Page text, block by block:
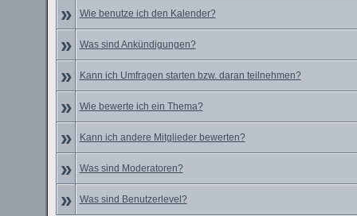
» Wie benutze ich den Kalender?
» Was sind Ankündigungen?
» Kann ich Umfragen starten bzw. daran teilnehmen?
» Wie bewerte ich ein Thema?
» Kann ich andere Mitglieder bewerten?
» Was sind Moderatoren?
» Was sind Benutzerlevel?